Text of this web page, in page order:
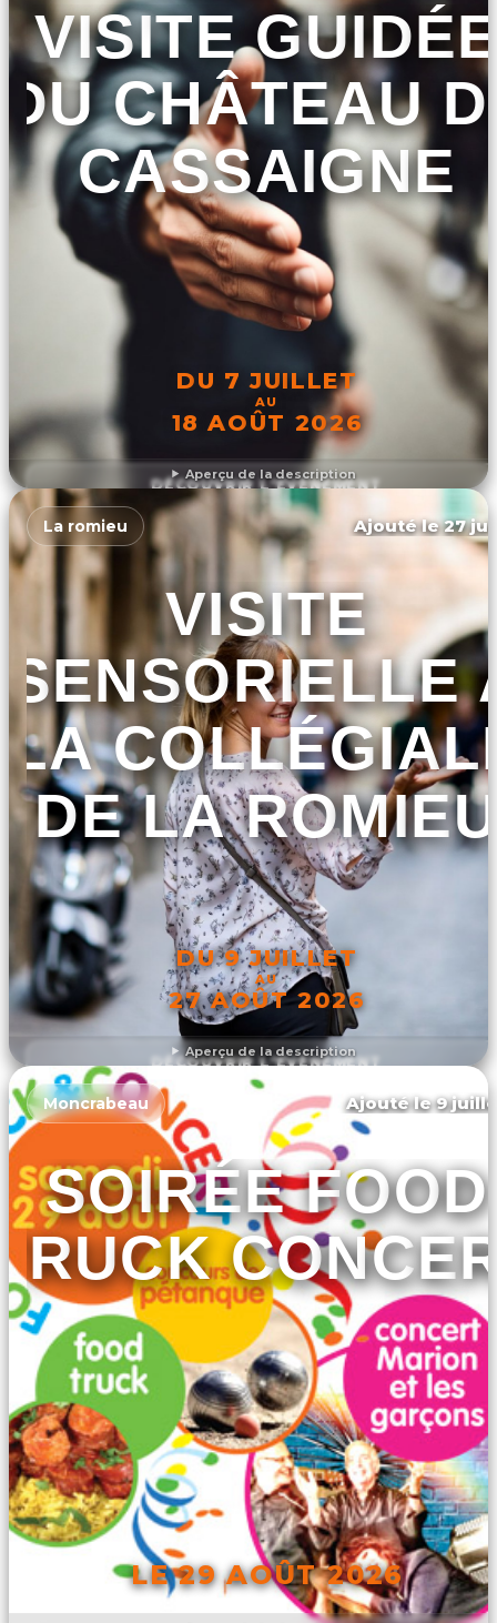
Aperçu de la description
VISITE
DU CHÂTEAU
CASSAIGNE
DU 7 JUILLET
AU
18 AOÛT 2026
DÉCOUVRIR L'ÉVÉNEMENT
Aperçu de la description
La romieu Ajouté le 27
VISITE
SENSORIELLE
LA
DE LA ROMIEU
DU 9 JUILLET
AU
27 AOÛT 2026
DÉCOUVRIR L'ÉVÉNEMENT
Moncrabeau Ajouté le 9
SOIRÉE FOOD
LE 29 AOÛT 2026